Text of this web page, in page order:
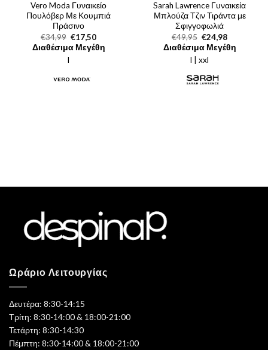
Vero Moda Γυναικείο
Πουλόβερ Με Κουμπιά
Πράσινο
€34,99 Original
price
was:
€17,50Η
τρέχουσα
τιμή
Διαθέσιμα Μεγέθη
l
Sarah Lawrence Γυναικεία
Μπλούζα Τζιν Τιράντα με
Σφιγγοφωλιά
€49,95 Original
price
was:
€49,95.
€24,98Η
τρέχουσα
τιμή
Διαθέσιμα Μεγέθη
l | xxl
Ωράριο Λειτουργίας
Δευτέρα: 8:30-14:15
Τρίτη: 8:30-14:00 & 18:00-21:00
Τετάρτη: 8:30-14:30
Πέμπτη: 8:30-14:00 & 18:00-21:00